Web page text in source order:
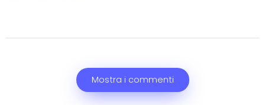
Mostra i commenti